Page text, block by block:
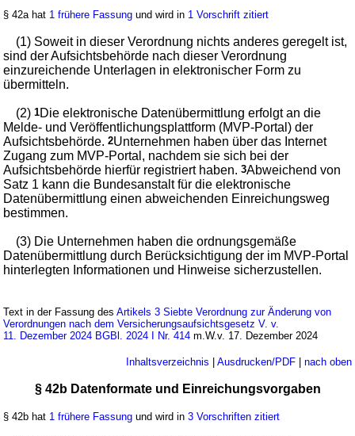
§ 42a hat 1 frühere Fassung und wird in 1 Vorschrift zitiert
(1) Soweit in dieser Verordnung nichts anderes geregelt ist,
sind der Aufsichtsbehörde nach dieser Verordnung
einzureichende Unterlagen in elektronischer Form zu
übermitteln.
(2)1Die elektronische Datenübermittlung erfolgt an die
Melde- und Veröffentlichungsplattform (MVP-Portal) der
Aufsichtsbehörde.2Unternehmen haben über das Internet
Zugang zum MVP-Portal, nachdem sie sich bei der
Aufsichtsbehörde hierfür registriert haben.3Abweichend von
Satz 1 kann die Bundesanstalt für die elektronische
Datenübermittlung einen abweichenden Einreichungsweg
bestimmen.
(3) Die Unternehmen haben die ordnungsgemäße
Datenübermittlung durch Berücksichtigung der im MVP-Portal
hinterlegten Informationen und Hinweise sicherzustellen.
Text in der Fassung desArtikels 3 Siebte Verordnung zur Änderung von
Verordnungen nach dem Versicherungsaufsichtsgesetz V. v.
11. Dezember 2024 BGBl. 2024 I Nr. 414 m.W.v. 17. Dezember 2024
Inhaltsverzeichnis Ausdrucken/PDF| nach oben
§ 42b Datenformate und Einreichungsvorgaben
§ 42b hat 1 frühere Fassung und wird in3 Vorschriften zitiert